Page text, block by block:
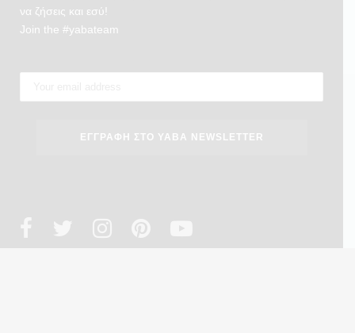
να ζήσεις και εσύ!
Join the #yabateam